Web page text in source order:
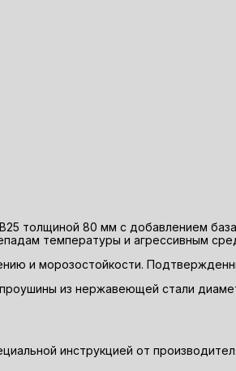
толщиной 80 мм с добавлением
температуры и агрессивным
и морозостойкости.
из нержавеющей стали
инструкцией от